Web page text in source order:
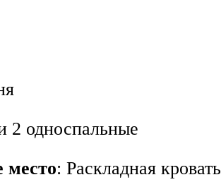
2 односпальные
место: Раскладная кровать